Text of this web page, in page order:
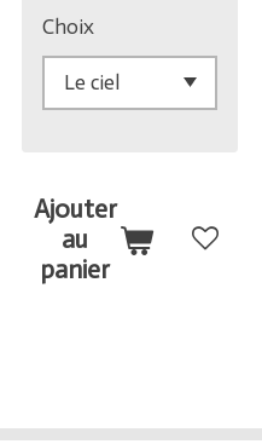
Choix
Ajouter
au
panier